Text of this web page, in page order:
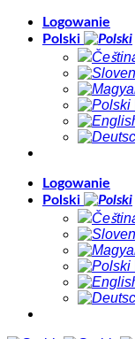
Skip
Logowanie
Polski
Logowanie
Polski